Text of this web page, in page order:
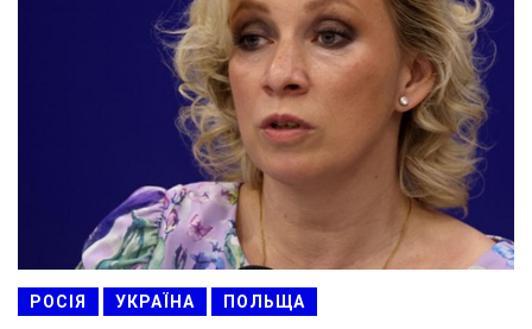
РОСІЯ УКРАЇНА ПОЛЬЩА